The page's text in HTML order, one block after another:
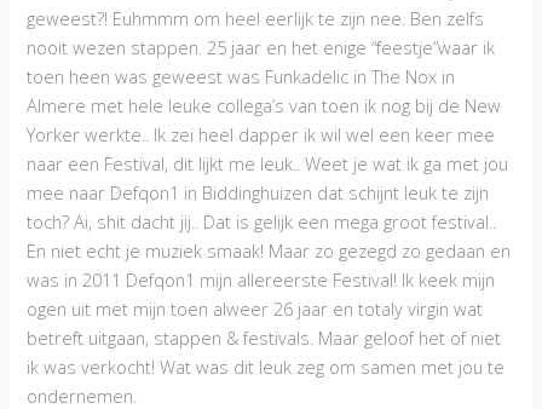
geweest?! Euhmmm om heel eerlijk te zijn nee. Ben zelfs
nooit wezen stappen. 25 jaar en het enige “feestje”waar ik
toen heen was geweest was Funkadelic in The Nox in
Almere met hele leuke collega’s van toen ik nog bij de New
Yorker werkte.. Ik zei heel dapper ik wil wel een keer mee
naar een Festival, dit lijkt me leuk.. Weet je wat ik ga met jou
mee naar Defqon1 in Biddinghuizen dat schijnt leuk te zijn
toch? Ai, shit dacht jij.. Dat is gelijk een mega groot festival..
En niet echt je muziek smaak! Maar zo gezegd zo gedaan en
was in 2011 Defqon1 mijn allereerste Festival! Ik keek mijn
ogen uit met mijn toen alweer 26 jaar en totaly virgin wat
betreft uitgaan, stappen & festivals. Maar geloof het of niet
ik was verkocht! Wat was dit leuk zeg om samen met jou te
ondernemen.